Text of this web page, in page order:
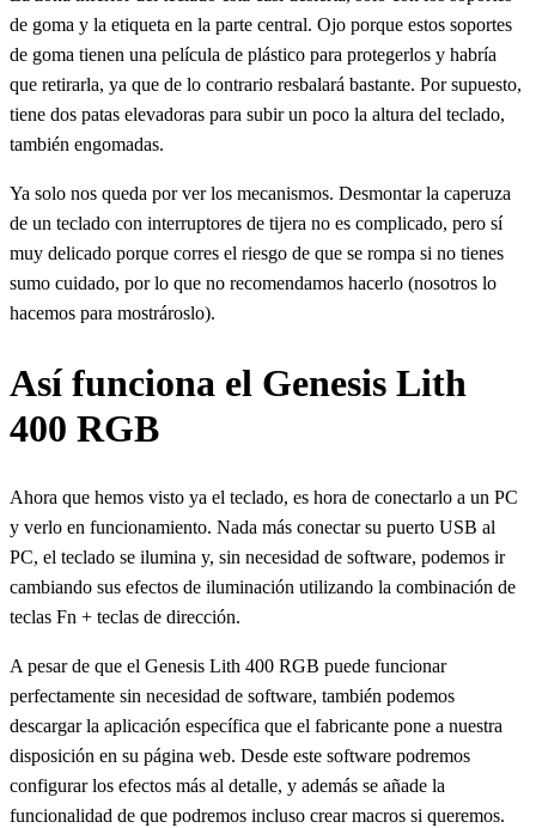
de goma y la etiqueta en la parte central. Ojo porque estos soportes
de goma tienen una película de plástico para protegerlos y habría
que retirarla, ya que de lo contrario resbalará bastante. Por supuesto,
tiene dos patas elevadoras para subir un poco la altura del teclado,
también engomadas.
Ya solo nos queda por ver los mecanismos. Desmontar la caperuza
de un teclado con interruptores de tijera no es complicado, pero sí
muy delicado porque corres el riesgo de que se rompa si no tienes
sumo cuidado, por lo que no recomendamos hacerlo (nosotros lo
hacemos para mostrároslo).
Así funciona el Genesis Lith
400 RGB
Ahora que hemos visto ya el teclado, es hora de conectarlo a un PC
y verlo en funcionamiento. Nada más conectar su puerto USB al
PC, el teclado se ilumina y, sin necesidad de software, podemos ir
cambiando sus efectos de iluminación utilizando la combinación de
teclas Fn + teclas de dirección.
A pesar de que el Genesis Lith 400 RGB puede funcionar
perfectamente sin necesidad de software, también podemos
descargar la aplicación específica que el fabricante pone a nuestra
disposición en su página web. Desde este software podremos
configurar los efectos más al detalle, y además se añade la
funcionalidad de que podremos incluso crear macros si queremos.